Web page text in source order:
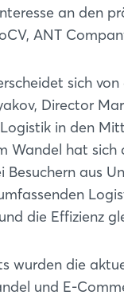
an den
ANT
sich
Director
in den
Wandel hat
aus
die Effizienz
wurden die
und E-